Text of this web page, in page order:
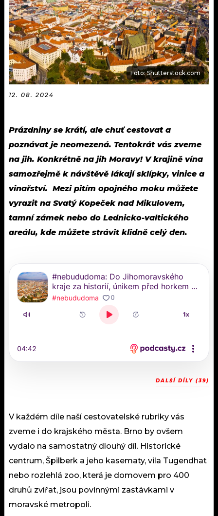
TRENDY
KULTURA
MIX
OSTATNÍ Foto: Shutterstock.com
12. 08. 2024
Prázdniny se krátí, ale chuť cestovat a
poznávat je neomezená. Tentokrát vás zveme
na jih. Konkrétně na jih Moravy! V krajině vína
samozřejmě k návštěvě lákají sklípky, vinice a
vinařství. Mezi pitím opojného moku můžete
vyrazit na Svatý Kopeček nad Mikulovem,
tamní zámek nebo do Lednicko-valtického
areálu, kde můžete strávit klidně celý den.
DALŠÍ DÍLY (39)
V každém díle naší cestovatelské rubriky vás
zveme i do krajského města. Brno by ovšem
vydalo na samostatný dlouhý díl. Historické
centrum, Špilberk a jeho kasematy, vila Tugendhat
nebo rozlehlá zoo, která je domovem pro 400
druhů zvířat, jsou povinnými zastávkami v
moravské metropoli.